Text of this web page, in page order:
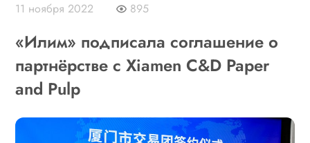
11 ноября 2022 895
«Илим» подписала соглашение о
партнёрстве с Xiamen C&D Paper
and Pulp